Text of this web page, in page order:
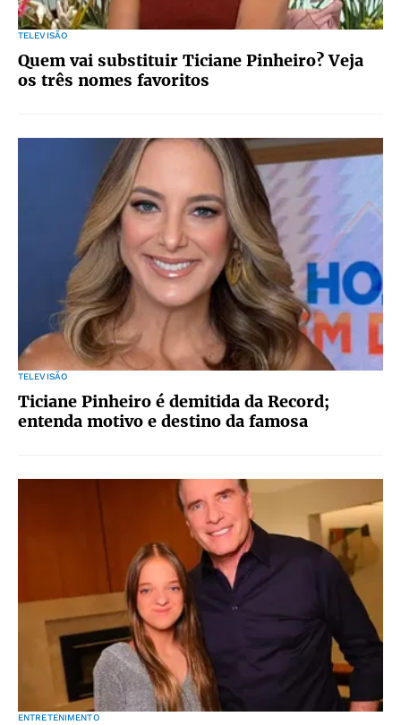
TELEVISÃO
Quem vai substituir Ticiane Pinheiro? Veja
os três nomes favoritos
TELEVISÃO
Ticiane Pinheiro é demitida da Record;
entenda motivo e destino da famosa
ENTRETENIMENTO